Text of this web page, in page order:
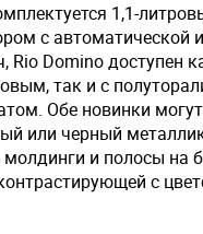
1,1-
с автоматической
Rio Domino доступен
так и с
Обе новинки
или черный
и полосы на
с